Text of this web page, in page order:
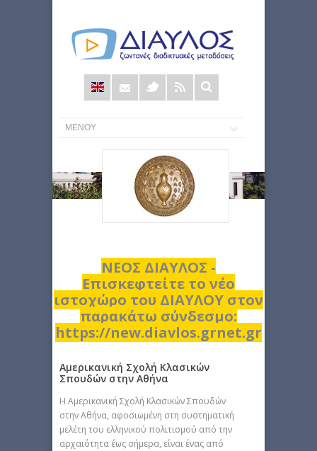
Φόρμα
αναζήτησης
ΝΕΟΣ ΔΙΑΥΛΟΣ -
Επισκεφτείτε το νέο
ιστοχώρο του ΔΙΑΥΛΟΥ στον
παρακάτω σύνδεσμο:
https://new.diavlos.grnet.gr
Αμερικανική Σχολή Κλασικών
Σπουδών στην Αθήνα
H Αμερικανική Σχολή Κλασικών Σπουδών
στην Αθήνα, αφοσιωμένη στη συστηματική
μελέτη του ελληνικού πολιτισμού από την
αρχαιότητα έως σήμερα, είναι ένας από